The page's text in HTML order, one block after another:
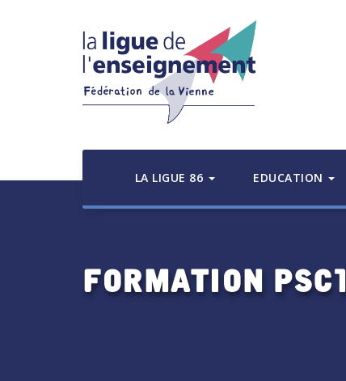
LA LIGUE 86 EDUCATION
Formation PSC1